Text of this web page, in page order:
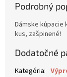
Podrobný
Dámske kúpacie
kus, zašpinené!
Dodatočné
Kategória: